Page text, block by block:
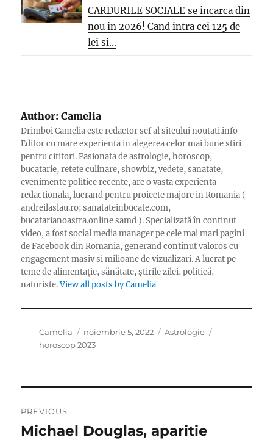
CARDURILE SOCIALE se incarca din
nou in 2026! Cand intra cei 125 de
lei si...
Author: Camelia
Drimboi Camelia este redactor sef al siteului noutati.info
Editor cu mare experienta in alegerea celor mai bune stiri
pentru cititori. Pasionata de astrologie, horoscop,
bucatarie, retete culinare, showbiz, vedete, sanatate,
evenimente politice recente, are o vasta experienta
redactionala, lucrand pentru proiecte majore in Romania (
andreilaslau.ro; sanatateinbucate.com,
bucatarianoastra.online samd ). Specializată în continut
video, a fost social media manager pe cele mai mari pagini
de Facebook din Romania, generand continut valoros cu
engagement masiv si milioane de vizualizari. A lucrat pe
teme de alimentație, sănătate, știrile zilei, politică,
naturiste.View all posts by Camelia
Author
Camelia
Posted
on
noiembrie 5, 2022 Categories
Astrologie
horoscop 2023
în
PREVIOUS
Previous
Michael Douglas, aparitie